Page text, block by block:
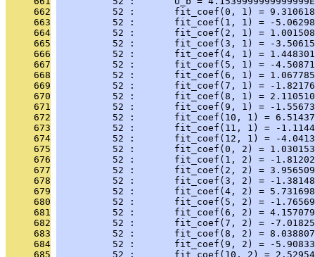
     662
52 :       fit_coef(0, 1) =
     663
52 :       fit_coef(1, 1) = -
     664
52 :       fit_coef(2, 1) =
     665
52 :       fit_coef(3, 1) = -
     666
52 :       fit_coef(4, 1) =
     667
52 :       fit_coef(5, 1) = -
     668
52 :       fit_coef(6, 1) =
     669
52 :       fit_coef(7, 1) = -
     670
52 :       fit_coef(8, 1) =
     671
52 :       fit_coef(9, 1) = -
     672
52 :       fit_coef(10, 1) =
     673
52 :       fit_coef(11, 1) = -
     674
52 :       fit_coef(12, 1) = -
     675
52 :       fit_coef(0, 2) =
     676
52 :       fit_coef(1, 2) = -
     677
52 :       fit_coef(2, 2) =
     678
52 :       fit_coef(3, 2) = -
     679
52 :       fit_coef(4, 2) =
     680
52 :       fit_coef(5, 2) = -
     681
52 :       fit_coef(6, 2) =
     682
52 :       fit_coef(7, 2) = -
     683
52 :       fit_coef(8, 2) =
     684
52 :       fit_coef(9, 2) = -
     685
52 :       fit_coef(10, 2) =